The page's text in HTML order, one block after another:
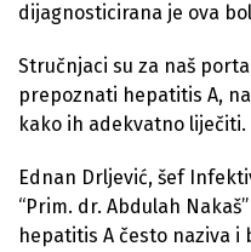
dijagnosticirana je ova
Stručnjaci su za naš
prepoznati hepatitis A,
kako ih adekvatno liječiti.
Ednan Drljević, šef
“Prim. dr. Abdulah
hepatitis A često naziva i